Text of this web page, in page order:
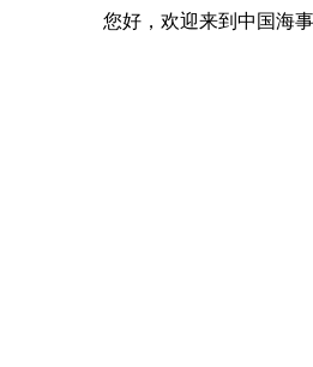
欢迎来到中国海事仲裁委员会网站